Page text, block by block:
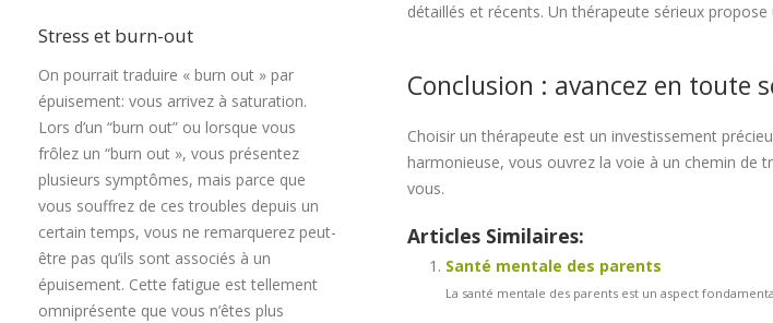
détaillés et récents. Un thérapeute sérieux
Conclusion : avancez en toute
Choisir un thérapeute est un investissement
harmonieuse, vous ouvrez la voie à un chemin de
vous.
Articles Similaires:
Santé mentale des parents
La santé mentale des parents est un aspect
Stress et burn-out
On pourrait traduire « burn out » par
épuisement: vous arrivez à saturation.
Lors d’un “burn out” ou lorsque vous
frôlez un “burn out », vous présentez
plusieurs symptômes, mais parce que
vous souffrez de ces troubles depuis un
certain temps, vous ne remarquerez peut-
être pas qu’ils sont associés à un
épuisement. Cette fatigue est tellement
omniprésente que vous n’êtes plus